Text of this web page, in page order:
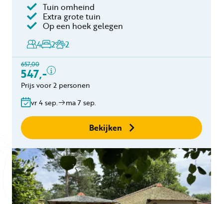
Tuin omheind
Extra grote tuin
Op een hoek gelegen
4
2 2
657,00
547,-
Inclusief
Verblijfskosten
Toeristenbelasting
binnen 24 uur
Geen boekingskosten
Prijs voor 2 personen
vr 4 sep. ma 7 sep.
Bekijken